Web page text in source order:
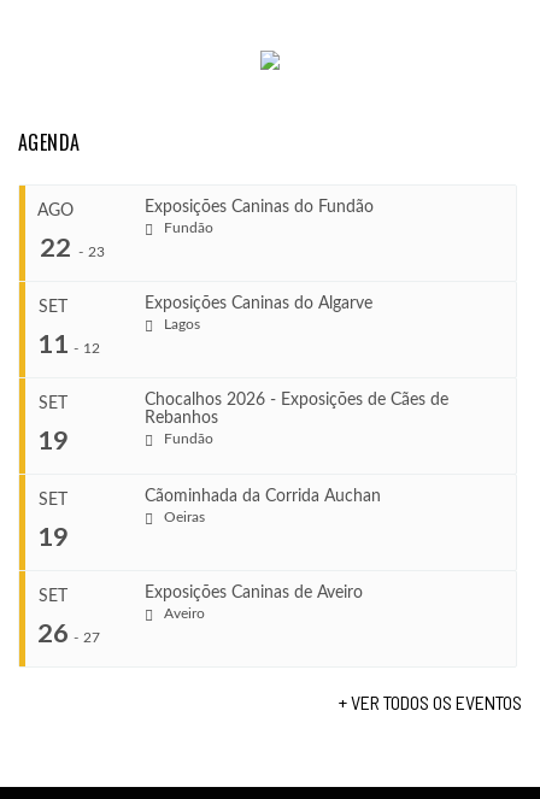
AGENDA
AGO
22 - 23
Exposições Caninas do Fundão
Fundão
COMEÇA
Ago 22, 2026
Ago 23, 2026
VENUE
SET
11 - 12
Exposições Caninas do Algarve
Lagos
COMEÇA
Set 11, 2026
Set 12, 2026
VENUE
SET
19
Chocalhos 2026 - Exposições de Cães de
Rebanhos
Fundão
COMEÇA
Set 19, 2026
SET
19
Cãominhada da Corrida Auchan
Oeiras
TERMINA
SET
26 - 27
Exposições Caninas de Aveiro
Aveiro
+ VER TODOS OS EVENTOS